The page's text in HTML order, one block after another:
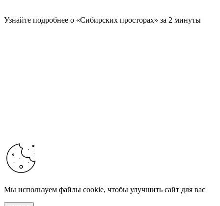
Узнайте подробнее о «Сибирских просторах» за 2 минуты
Мы используем файлы cookie, чтобы улучшить сайт для вас